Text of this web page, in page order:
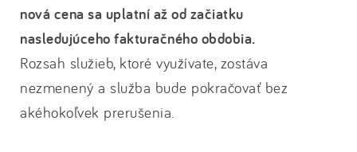
nová cena sa uplatní až od začiatku
nasledujúceho fakturačného obdobia.
Rozsah služieb, ktoré využívate, zostáva
nezmenený a služba bude pokračovať bez
akéhokoľvek prerušenia.